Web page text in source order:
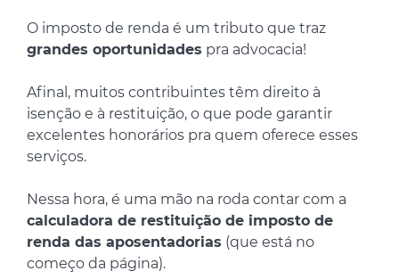
O imposto de renda é um tributo que traz
grandes oportunidades pra advocacia!
Afinal, muitos contribuintes têm direito à
isenção e à restituição, o que pode garantir
excelentes honorários pra quem oferece esses
serviços.
Nessa hora, é uma mão na roda contar com a
calculadora de restituição de imposto de
renda das aposentadorias (que está no
começo da página).